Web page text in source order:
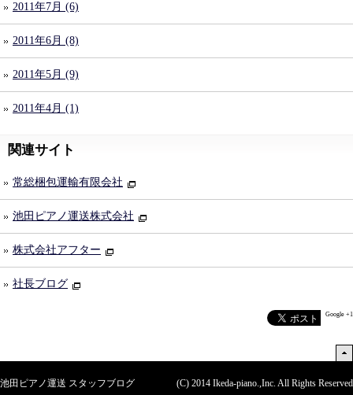
2011年7月 (6)
2011年6月 (8)
2011年5月 (9)
2011年4月 (1)
関連サイト
常総梱包運輸有限会社
池田ピアノ運送株式会社
株式会社アフター
社長ブログ
Google +1
(C) 2014 Ikeda-piano.,Inc. All Rights Reserved
池田ピアノ運送 スタッフブログ